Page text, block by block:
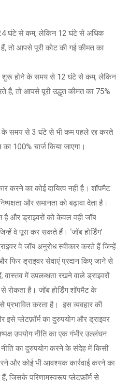
24 घंटे से कम, लेकिन 12 घंटे से अधिक
हैं, तो आपसे पूरी कोट की गई कीमत का
शुरू होने के समय से 12 घंटे से कम, लेकिन
हैं, तो आपसे पूरी उद्धृत कीमत का 75%
समय से 3 घंटे से भी कम पहले रद्द करते
100% चार्ज किया जाएगा।
करने का कोई दायित्व नहीं है। शॉपमैट
और समानता को बढ़ावा देता है।
है और ड्राइवरों को केवल वही जॉब
वे पूरा कर सकते हैं। ‘जॉब होर्डिंग’
वे जॉब अनुरोध स्वीकार करते हैं जिन्हें
फिर ड्राइवर सेवाएं प्रदान किए जाने से
वास्तव में उपलब्धता रखने वाले ड्राइवरों
रोकता है। जॉब होर्डिंग शॉपमैट के
प्रभावित करता है। इस व्यवहार की
इसे प्लेटफ़ॉर्म का दुरुपयोग और ड्राइवर
उपयोग नीति का एक गंभीर उल्लंघन
नीति का दुरुपयोग करने के संदेह में किसी
और कोई भी आवश्यक कार्रवाई करने का
जिसके परिणामस्वरूप प्लेटफ़ॉर्म से